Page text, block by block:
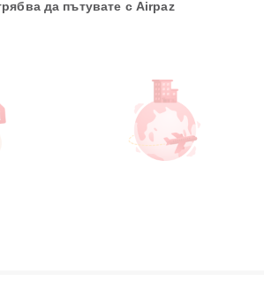
да пътувате с Airpaz